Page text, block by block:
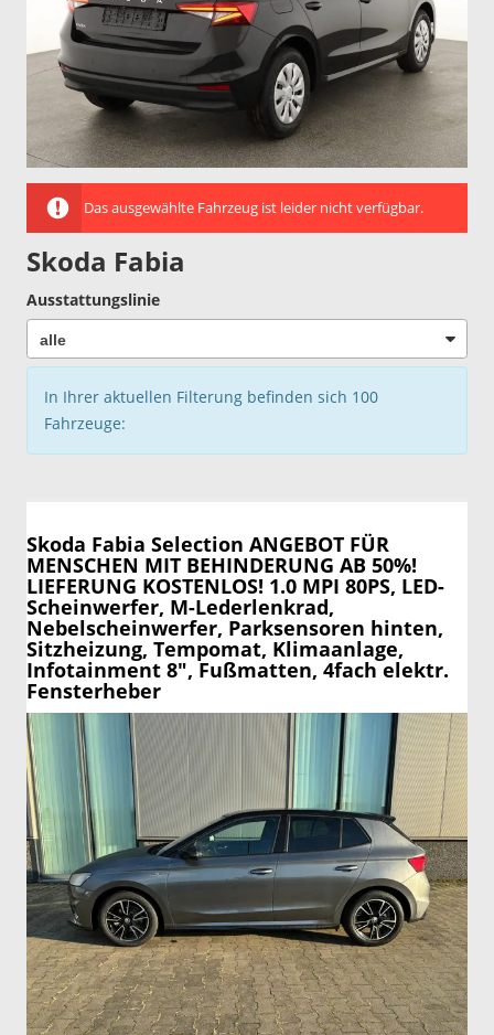
Das ausgewählte Fahrzeug ist leider nicht verfügbar.
Skoda Fabia
Ausstattungslinie
In Ihrer aktuellen Filterung befinden sich 100
Fahrzeuge:
Skoda Fabia Selection ANGEBOT FÜR
MENSCHEN MIT BEHINDERUNG AB 50%!
LIEFERUNG KOSTENLOS! 1.0 MPI 80PS, LED-
Scheinwerfer, M-Lederlenkrad,
Nebelscheinwerfer, Parksensoren hinten,
Sitzheizung, Tempomat, Klimaanlage,
Infotainment 8", Fußmatten, 4fach elektr.
Fensterheber